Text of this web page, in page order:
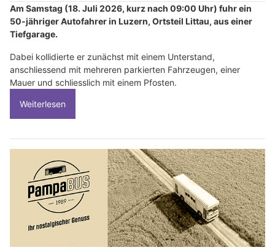
Am Samstag (18. Juli 2026, kurz nach 09:00 Uhr) fuhr ein
50-jähriger Autofahrer in Luzern, Ortsteil Littau, aus einer
Tiefgarage.
Dabei kollidierte er zunächst mit einem Unterstand,
anschliessend mit mehreren parkierten Fahrzeugen, einer
Mauer und schliesslich mit einem Pfosten.
Weiterlesen